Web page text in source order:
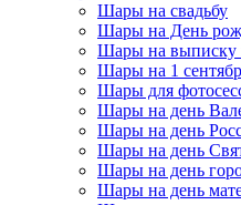
Шары на свадьбу
Шары на День
Шары на выписку
Шары на 1
Шары для
Шары на день
Шары на день
Шары на день
Шары на день
Шары на день